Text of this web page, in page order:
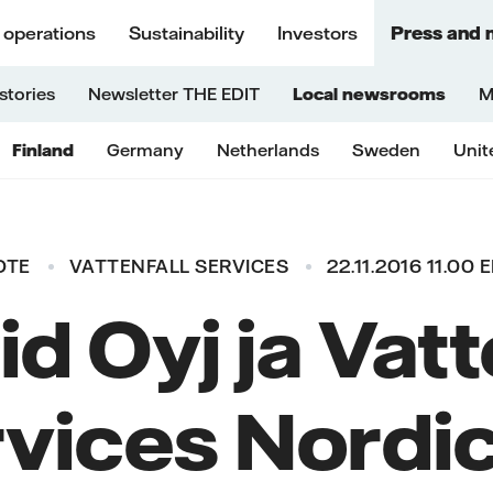
operations Sustainability Investors Press and
Newsletter THE EDIT Local newsrooms
Finland Germany Netherlands Sweden
VATTENFALL SERVICES 22.11.2016 11.00
Oyj ja